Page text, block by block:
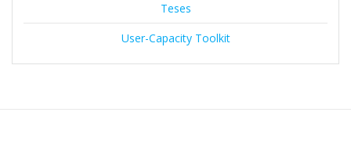
Teses
User-Capacity Toolkit